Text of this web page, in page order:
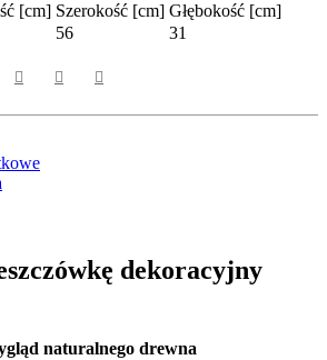
[cm] Szerokość [cm] Głębokość [cm]
56
31
dekoracyjny
naturalnego drewna